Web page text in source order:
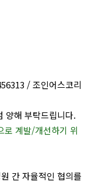
/ 조인어스코리
양해 부탁드립니다.
로 계발/개선하기 위
간 자율적인 협의를